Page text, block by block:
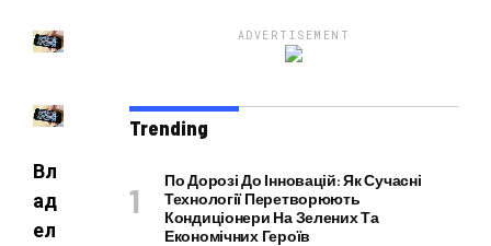
Вл
ад
ел
ADVERTISEMENT
Trending
По Дорозі До Інновацій: Як Сучасні
Технології Перетворюють
Кондиціонери На Зелених Та
Економічних Героїв